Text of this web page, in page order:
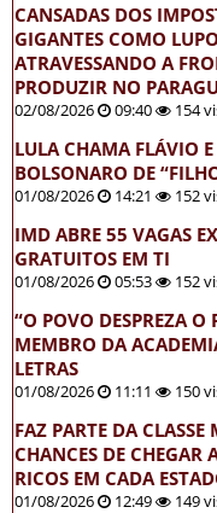
CANSADAS DOS
GIGANTES COMO
ATRAVESSANDO A
PRODUZIR NO
02/08/2026 09:40 154
LULA CHAMA FLÁVIO
BOLSONARO DE
01/08/2026 14:21 152
IMD ABRE 55 VAGAS
GRATUITOS EM TI
01/08/2026 05:53 152
“O POVO DESPREZA O
MEMBRO DA
LETRAS
01/08/2026 11:11 150
FAZ PARTE DA CLASSE
CHANCES DE CHEGAR
RICOS EM CADA
01/08/2026 12:49 149